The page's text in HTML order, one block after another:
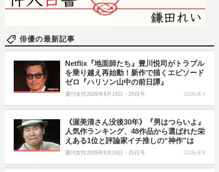
俳優の最新記事
Netflix『地面師たち』豊川悦司がトラブル
を乗り越え再始動！新作で描くエピソード
ゼロ『ハリソン山中の前日譚』
週刊女性2026年8月18日・25日号 2026/8/4
《渥美清さん没後30年》『男はつらいよ』
人気作ランキング、48作品から選ばれた栄
えある1位と評論家イチ推しの“神作”は
週刊女性2026年8月18日・25日号 2026/8/4